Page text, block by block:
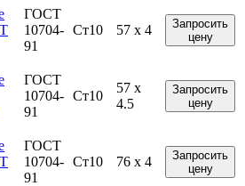
ГОСТ
10704-
91
Ст10 57 x 4
Запросить
цену
ГОСТ
10704-
91
Ст10
57 x
4.5
Запросить
цену
ГОСТ
10704-
91
Ст10 76 x 4
Запросить
цену